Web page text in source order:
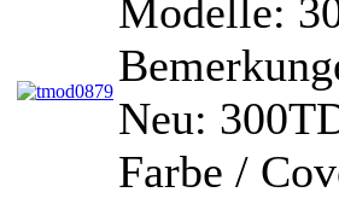
Modelle:
Neu:
Farbe /